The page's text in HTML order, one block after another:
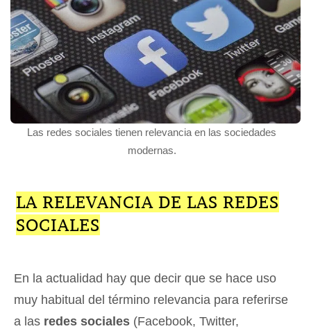
Las redes sociales tienen relevancia en las sociedades
modernas.
LA RELEVANCIA DE LAS REDES
SOCIALES
En la actualidad hay que decir que se hace uso
muy habitual del término relevancia para referirse
a las redes sociales (Facebook, Twitter,